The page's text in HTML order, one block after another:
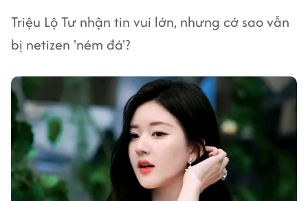
Triệu Lộ Tư nhận tin vui lớn, nhưng cớ sao vẫn
bị netizen 'ném đá'?